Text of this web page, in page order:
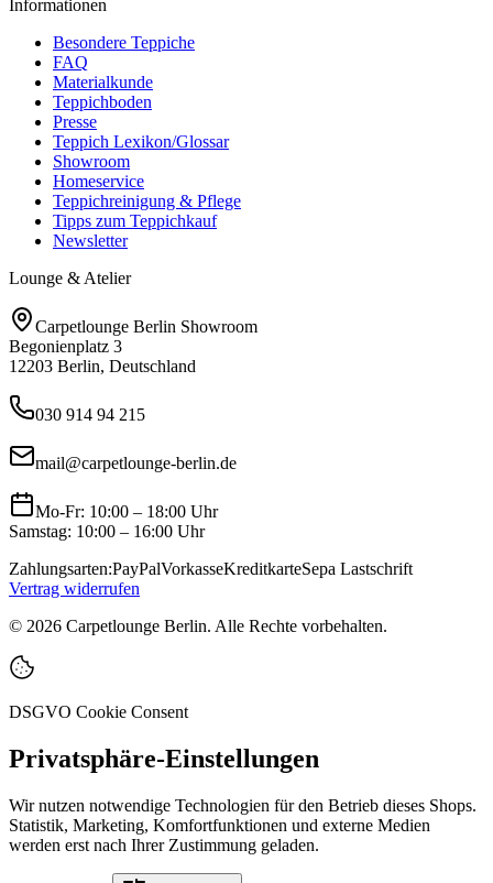
Informationen
Besondere Teppiche
FAQ
Materialkunde
Teppichboden
Presse
Teppich Lexikon/Glossar
Showroom
Homeservice
Teppichreinigung & Pflege
Tipps zum Teppichkauf
Newsletter
Lounge & Atelier
Carpetlounge Berlin Showroom
Begonienplatz 3
12203 Berlin, Deutschland
030 914 94 215
mail@carpetlounge-berlin.de
Mo-Fr: 10:00 – 18:00 Uhr
Samstag: 10:00 – 16:00 Uhr
Zahlungsarten:PayPalVorkasseKreditkarteSepa Lastschrift
Vertrag widerrufen
© 2026 Carpetlounge Berlin. Alle Rechte vorbehalten.
DSGVO Cookie Consent
Privatsphäre-Einstellungen
Wir nutzen notwendige Technologien für den Betrieb dieses Shops.
Statistik, Marketing, Komfortfunktionen und externe Medien
werden erst nach Ihrer Zustimmung geladen.